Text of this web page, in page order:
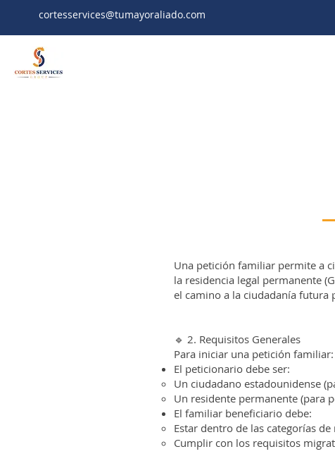
cortesservices@tumayoraliado.com
Una petición familiar permite a
la residencia legal permanente
el camino a la ciudadanía futura
🔹 2. Requisitos Generales
Para iniciar una petición familiar:
El peticionario debe ser:
Un ciudadano estadounidense
Un residente permanente (para
El familiar beneficiario debe:
Estar dentro de las categorías
Cumplir con los requisitos